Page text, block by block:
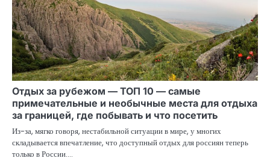
Отдых за рубежом — ТОП 10 — самые
примечательные и необычные места для отдыха
за границей, где побывать и что посетить
Из-за, мягко говоря, нестабильной ситуации в мире, у многих
складывается впечатление, что доступный отдых для россиян теперь
только в России.…